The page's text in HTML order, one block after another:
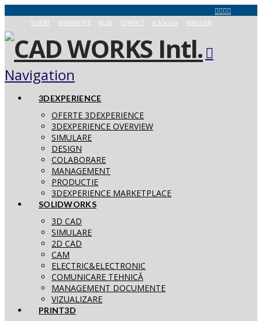
SUPORT EVENIMENTE BLOG CONTACT aCADemia MAGAZIN
Navigation
3DEXPERIENCE
OFERTE 3DEXPERIENCE
3DEXPERIENCE OVERVIEW
SIMULARE
DESIGN
COLABORARE
MANAGEMENT
PRODUCTIE
3DEXPERIENCE MARKETPLACE
SOLIDWORKS
3D CAD
SIMULARE
2D CAD
CAM
ELECTRIC&ELECTRONIC
COMUNICARE TEHNICĂ
MANAGEMENT DOCUMENTE
VIZUALIZARE
PRINT3D